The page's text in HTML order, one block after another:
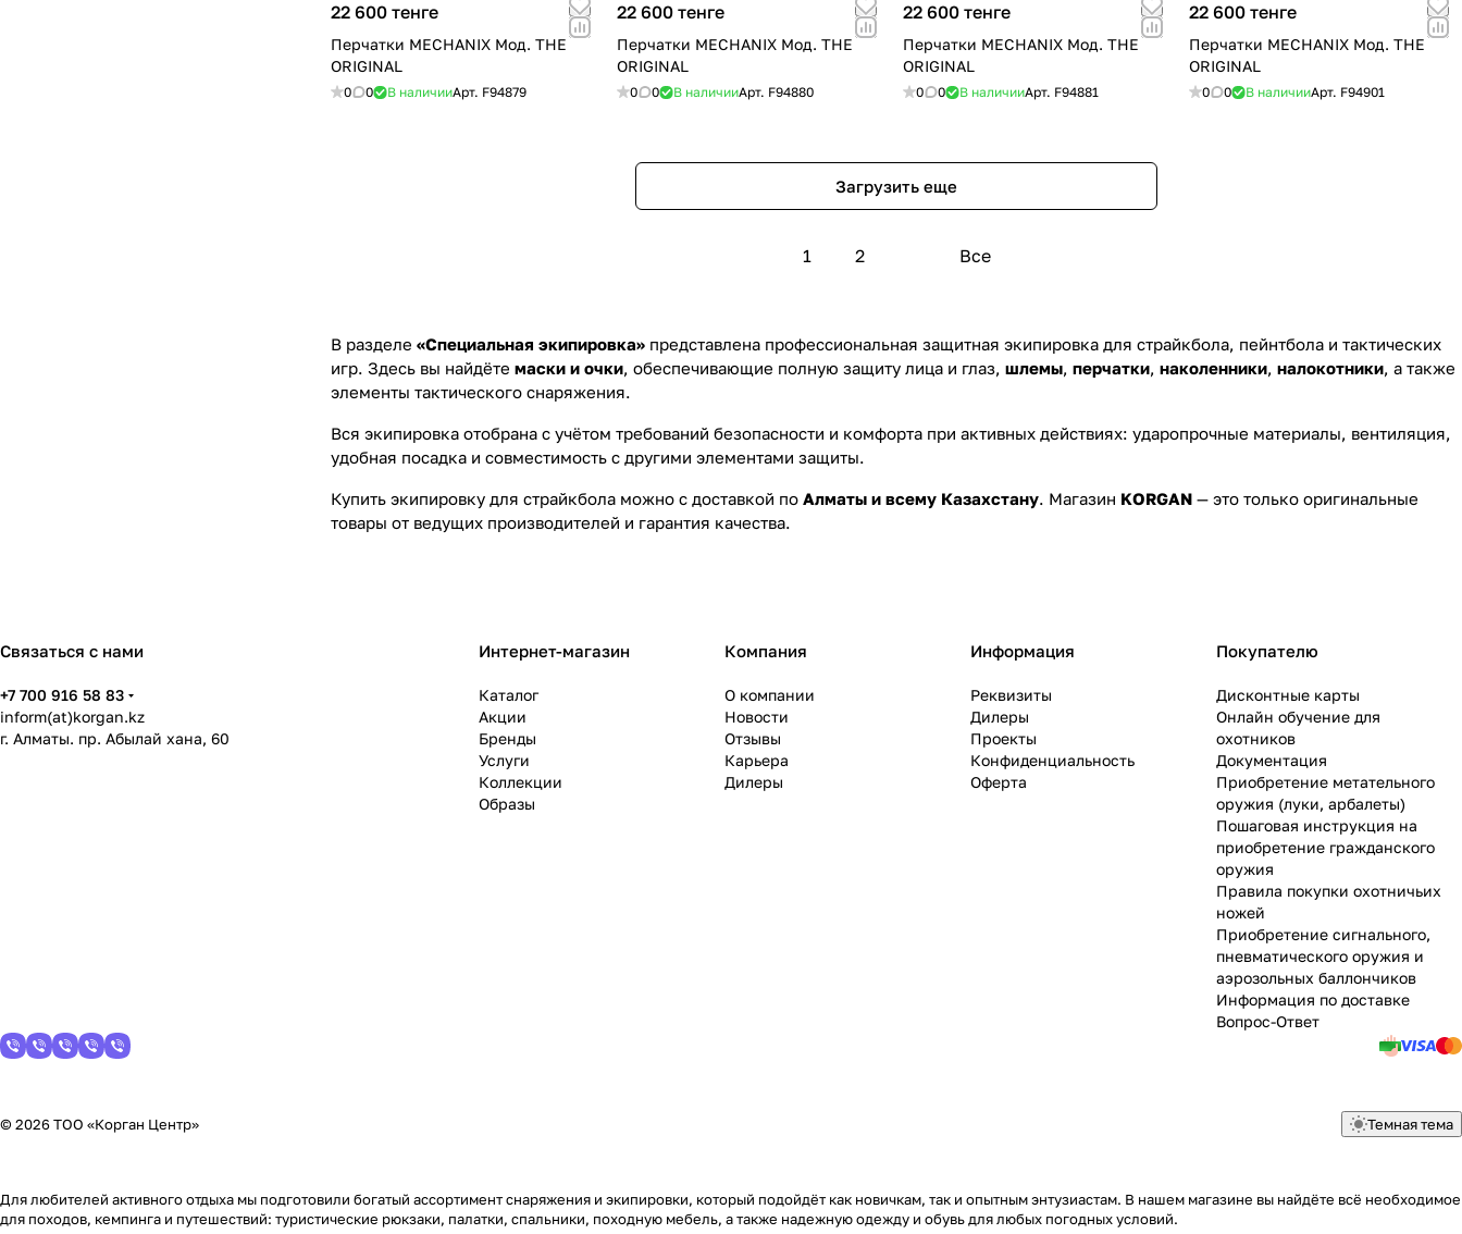
22 600 тенге
Перчатки MECHANIX Мод. THE
ORIGINAL
0 0 В наличииАрт. F94879
22 600 тенге
Перчатки MECHANIX Мод. THE
ORIGINAL
0 0 В наличииАрт. F94880
22 600 тенге
Перчатки MECHANIX Мод. THE
ORIGINAL
0 0 В наличииАрт. F94881
22 600 тенге
Перчатки MECHANIX Мод. THE
ORIGINAL
0 0 В наличииАрт. F94901
Загрузить еще
1 2 Все
В разделе «Специальная экипировка» представлена профессиональная защитная экипировка для страйкбола, пейнтбола и тактических
игр. Здесь вы найдёте маски и очки, обеспечивающие полную защиту лица и глаз, шлемы, перчатки, наколенники, налокотники, а также
элементы тактического снаряжения.
Вся экипировка отобрана с учётом требований безопасности и комфорта при активных действиях: ударопрочные материалы, вентиляция,
удобная посадка и совместимость с другими элементами защиты.
Купить экипировку для страйкбола можно с доставкой по Алматы и всему Казахстану. Магазин KORGAN — это только оригинальные
товары от ведущих производителей и гарантия качества.
Связаться с нами
+7 700 916 58 83
inform(at)korgan.kz
г. Алматы. пр. Абылай хана, 60
Интернет-магазин
Каталог
Акции
Бренды
Услуги
Коллекции
Образы
Компания
О компании
Новости
Отзывы
Карьера
Дилеры
Информация
Реквизиты
Дилеры
Проекты
Конфиденциальность
Оферта
Покупателю
Дисконтные карты
Онлайн обучение для
охотников
Документация
Приобретение метательного
оружия (луки, арбалеты)
Пошаговая инструкция на
приобретение гражданского
оружия
Правила покупки охотничьих
ножей
Приобретение сигнального,
пневматического оружия и
аэрозольных баллончиков
Информация по доставке
Вопрос-Ответ
© 2026 ТОО «Корган Центр» Темная тема
Для любителей активного отдыха мы подготовили богатый ассортимент снаряжения и экипировки, который подойдёт как новичкам, так и опытным энтузиастам. В нашем магазине вы найдёте всё необходимое
для походов, кемпинга и путешествий: туристические рюкзаки, палатки, спальники, походную мебель, а также надежную одежду и обувь для любых погодных условий.